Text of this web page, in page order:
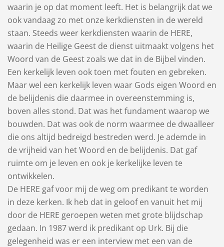
waarin je op dat moment leeft. Het is belangrijk dat we
ook vandaag zo met onze kerkdiensten in de wereld
staan. Steeds weer kerkdiensten waarin de HERE,
waarin de Heilige Geest de dienst uitmaakt volgens het
Woord van de Geest zoals we dat in de Bijbel vinden.
Een kerkelijk leven ook toen met fouten en gebreken.
Maar wel een kerkelijk leven waar Gods eigen Woord en
de belijdenis die daarmee in overeenstemming is,
boven alles stond. Dat was het fundament waarop we
bouwden. Dat was ook de norm waarmee de dwaalleer
die ons altijd bedreigd bestreden werd. Je ademde in
de vrijheid van het Woord en de belijdenis. Dat gaf
ruimte om je leven en ook je kerkelijke leven te
ontwikkelen.
De HERE gaf voor mij de weg om predikant te worden
in deze kerken. Ik heb dat in geloof en vanuit het mij
door de HERE geroepen weten met grote blijdschap
gedaan. In 1987 werd ik predikant op Urk. Bij die
gelegenheid was er een interview met een van de